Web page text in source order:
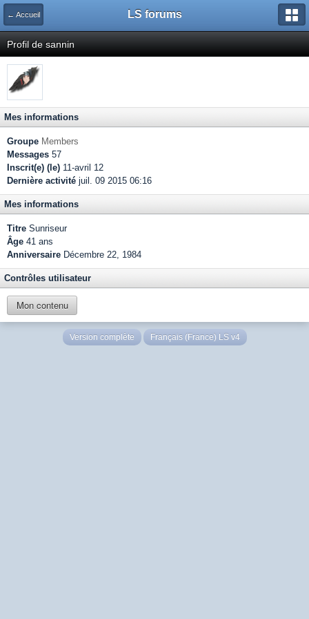
← Accueil LS forums
Profil de sannin
Mes informations
Groupe Members
Messages 57
Inscrit(e) (le) 11-avril 12
Dernière activité juil. 09 2015 06:16
Mes informations
Titre Sunriseur
Âge 41 ans
Anniversaire Décembre 22, 1984
Contrôles utilisateur
Mon contenu
Version complète Français (France) LS v4